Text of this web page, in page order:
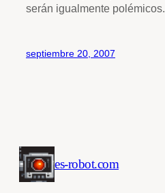
serán igualmente polémicos.
septiembre 20, 2007
es-robot.com